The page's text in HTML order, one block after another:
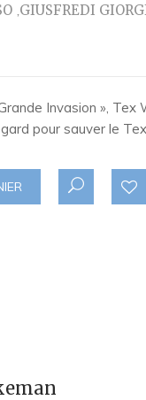
GIUSFREDI
Invasion »,
pour sauver le